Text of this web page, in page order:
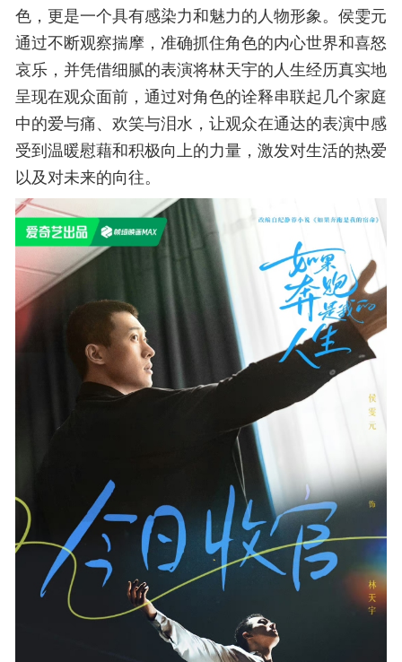
色，更是一个具有感染力和魅力的人物形象。侯雯元
通过不断观察揣摩，准确抓住角色的内心世界和喜怒
哀乐，并凭借细腻的表演将林天宇的人生经历真实地
呈现在观众面前，通过对角色的诠释串联起几个家庭
中的爱与痛、欢笑与泪水，让观众在通达的表演中感
受到温暖慰藉和积极向上的力量，激发对生活的热爱
以及对未来的向往。